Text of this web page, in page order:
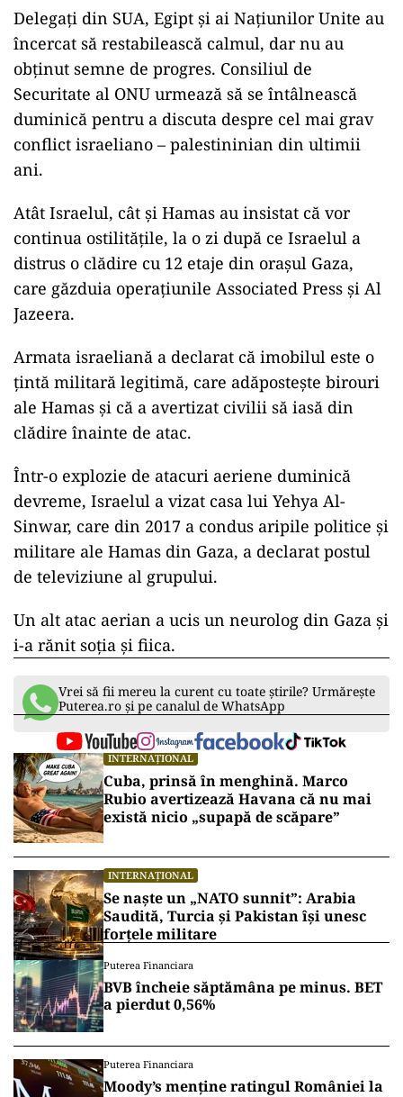
Delegați din SUA, Egipt și ai Națiunilor Unite au
încercat să restabilească calmul, dar nu au
obținut semne de progres. Consiliul de
Securitate al ONU urmează să se întâlnească
duminică pentru a discuta despre cel mai grav
conflict israeliano – palestininian din ultimii
ani.
Atât Israelul, cât și Hamas au insistat că vor
continua ostilitățile, la o zi după ce Israelul a
distrus o clădire cu 12 etaje din orașul Gaza,
care găzduia operațiunile Associated Press și Al
Jazeera.
Armata israeliană a declarat că imobilul este o
țintă militară legitimă, care adăpostește birouri
ale Hamas și că a avertizat civilii să iasă din
clădire înainte de atac.
Într-o explozie de atacuri aeriene duminică
devreme, Israelul a vizat casa lui Yehya Al-
Sinwar, care din 2017 a condus aripile politice și
militare ale Hamas din Gaza, a declarat postul
de televiziune al grupului.
Un alt atac aerian a ucis un neurolog din Gaza și
i-a rănit soția și fiica.
Vrei să fii mereu la curent cu toate știrile? Urmărește
Puterea.ro și pe canalul de WhatsApp
INTERNAȚIONAL
Cuba, prinsă în menghină. Marco
Rubio avertizează Havana că nu mai
există nicio „supapă de scăpare”
INTERNAȚIONAL
Se naște un „NATO sunnit”: Arabia
Saudită, Turcia și Pakistan își unesc
forțele militare
Puterea Financiara
BVB încheie săptămâna pe minus. BET
a pierdut 0,56%
Puterea Financiara
Moody’s menține ratingul României la